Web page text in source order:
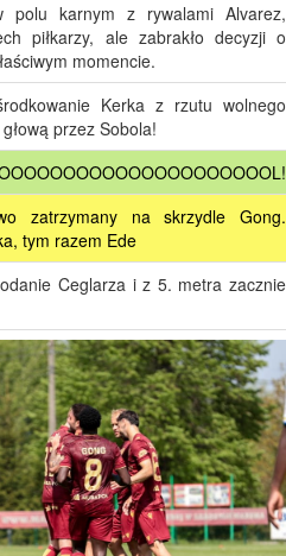
polu karnym z rywalami Alvarez,
piłkarzy, ale zabrakło decyzji o
momencie.
Kerka z rzutu wolnego
przez Sobola!
zatrzymany na skrzydle Gong.
tym razem Ede
Ceglarza i z 5. metra zacznie